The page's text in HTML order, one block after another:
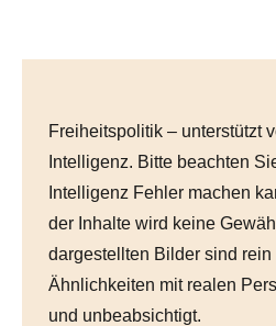
Freiheitspolitik – unterstützt
Intelligenz. Bitte beachten
Intelligenz Fehler machen
der Inhalte wird keine
dargestellten Bilder sind
Ähnlichkeiten mit realen
und unbeabsichtigt.